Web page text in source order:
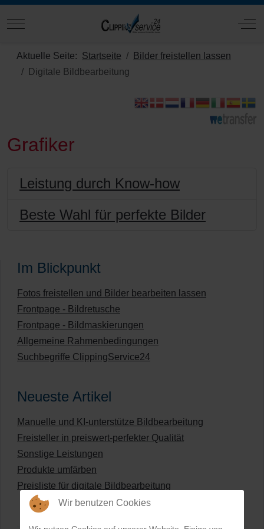
Mobile Menu Toggle Off-
Aktuelle Seite: Startseite
Bilder freistellen lassen
Digitale Bildbearbeitung
Grafiker
Leistung durch Know-how
Beste Wahl für perfekte Bilder
Im Blickpunkt
Fotos freistellen und Bilder bearbeiten lassen
Frontpage - Bildretusche
Frontpage - Bildmaskierungen
Allgemeine Rahmenbedingungen
Suchbegriffe ClippingService24
Neueste Artikel
Manuelle und KI-unterstütze Bildbearbeitung
Freisteller in preiswert-perfekter Qualität
Sonstige Leistungen
Produkte umfärben
Preisliste für digitale Bildbearbeitung
Wir benutzen Cookies